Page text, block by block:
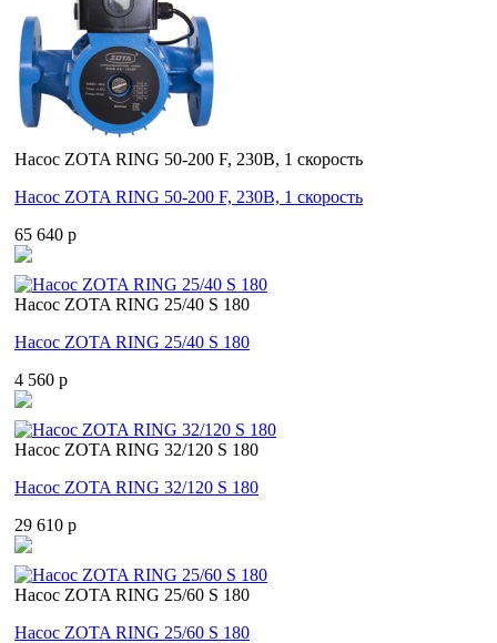
Насос ZOTA RING 50-200 F, 230В, 1 скорость
Насос ZOTA RING 50-200 F, 230В, 1 скорость
65 640 p
Насос ZOTA RING 25/40 S 180
Насос ZOTA RING 25/40 S 180
4 560 p
Насос ZOTA RING 32/120 S 180
Насос ZOTA RING 32/120 S 180
29 610 p
Насос ZOTA RING 25/60 S 180
Насос ZOTA RING 25/60 S 180